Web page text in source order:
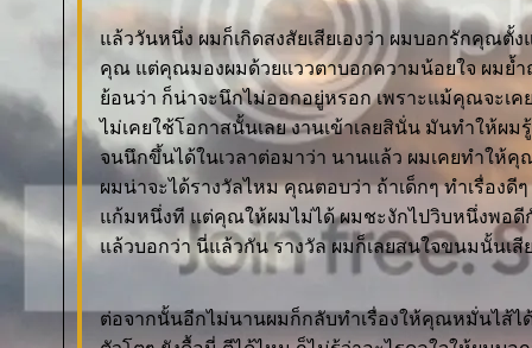
ล้ววันหนึ่ง ผมก็เกิดสงสัยเสียเองว่า ผมบอกรักคุณตั้ง
คุณ แต่คุณมองผมด้วยแววตาบอกความน้อยใจ ผมย้ำ
อนว่า ก็น่าจะนึกไม่ออกอยู่หรอก เพราะแม้คุณจะเค
ไม่เคยใช้โอกาสนั้นเลย งานเข้าเลยสินั่น มันทำให้ผม
จนนึกขึ้นได้ในเวลาต่อมาว่า นานแล้ว ผมเคยทำให้คุ
ผมน่าจะได้รางวัลไหม คุณตอบว่า ถ้าเด็กๆ ทำเรื่องดี
ก้มหนึ่งที แต่คุณให้ผมไม่ได้ ผมชะงักไปวิบหนึ่งพอ
ล้วบอกว่า นี่แล้วกัน รางวัล ผมก็เลยสนใจขนมนั้นเสี
ต่อจากนั้นอีกไม่นานผมก็กลับทำเรื่องให้คุณหมั่นไส้